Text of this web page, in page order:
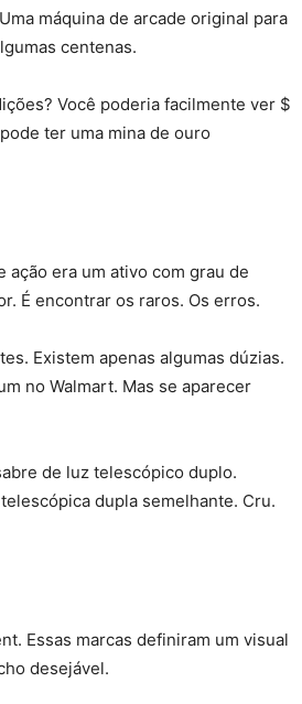
máquina de arcade original para
centenas.
Você poderia facilmente ver $
ter uma mina de ouro
ação era um ativo com grau de
É encontrar os raros. Os erros.
Existem apenas algumas dúzias.
no Walmart. Mas se aparecer
de luz telescópico duplo.
dupla semelhante. Cru.
Essas marcas definiram um visual
desejável.